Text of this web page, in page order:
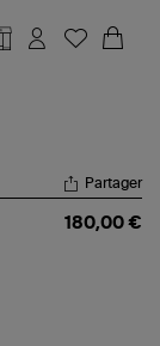
Partager
180,00 €